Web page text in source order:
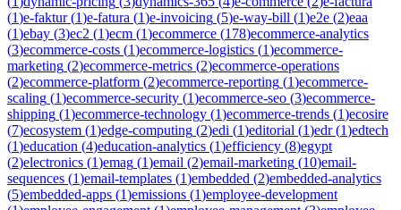
(1)e-faktur(1)e-fatura (1)e-invoicing (5)e-way-bill (1)e2e (2)eaa
(1)ebay (3)ec2 (1)ecm (1)ecommerce (178)ecommerce-analytics
(3)ecommerce-costs (1)ecommerce-logistics (1)ecommerce-
marketing (2)ecommerce-metrics (2)ecommerce-operations
(2)ecommerce-platform (2)ecommerce-reporting (1)ecommerce-
scaling (1)ecommerce-security (1)ecommerce-seo (3)ecommerce-
shipping (1)ecommerce-technology (1)ecommerce-trends (1)ecosire
(7)ecosystem (1)edge-computing (2)edi (1)editorial (1)edr(1)edtech
(1)education (4)education-analytics (1)efficiency (8)egypt
(2)electronics (1)emag (1)email (2)email-marketing (10)email-
sequences (1)email-templates (1)embedded (2)embedded-analytics
(5)embedded-apps (1)emissions (1)employee-development